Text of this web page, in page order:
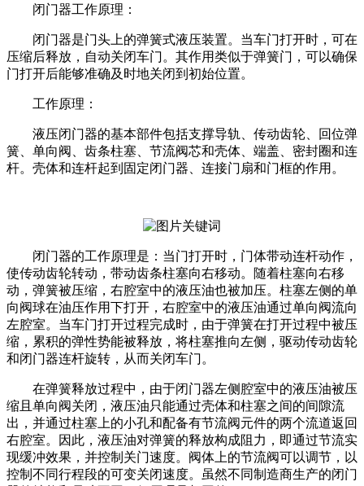
闭门器工作原理：
闭门器是门头上的弹簧式液压装置。当车门打开时，可在
压缩后释放，自动关闭车门。其作用类似于弹簧门，可以确保
门打开后能够准确及时地关闭到初始位置。
工作原理：
液压闭门器的基本部件包括支撑导轨、传动齿轮、回位弹
簧、单向阀、齿条柱塞、节流阀芯和壳体、端盖、密封圈和连
杆。壳体和连杆起到固定闭门器、连接门扇和门框的作用。
闭门器的工作原理是：当门打开时，门体带动连杆动作，
使传动齿轮转动，带动齿条柱塞向右移动。随着柱塞向右移
动，弹簧被压缩，右腔室中的液压油也被加压。柱塞左侧的单
向阀球在油压作用下打开，右腔室中的液压油通过单向阀流向
左腔室。当车门打开过程完成时，由于弹簧在打开过程中被压
缩，累积的弹性势能被释放，将柱塞推向左侧，驱动传动齿轮
和闭门器连杆旋转，从而关闭车门。
在弹簧释放过程中，由于闭门器左侧腔室中的液压油被压
缩且单向阀关闭，液压油只能通过壳体和柱塞之间的间隙流
出，并通过柱塞上的小孔和配备有节流阀元件的两个流道返回
右腔室。因此，液压油对弹簧的释放构成阻力，即通过节流实
现缓冲效果，并控制关门速度。阀体上的节流阀可以调节，以
控制不同行程段的可变关闭速度。虽然不同制造商生产的闭门